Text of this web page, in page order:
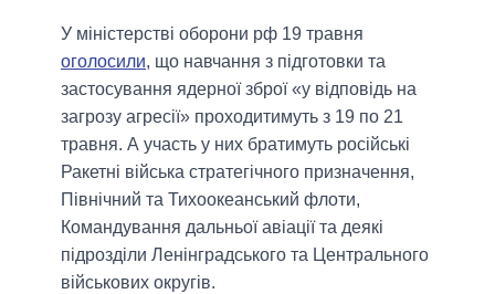
У міністерстві оборони рф 19 травня
оголосили, що навчання з підготовки та
застосування ядерної зброї «у відповідь на
загрозу агресії» проходитимуть з 19 по 21
травня. А участь у них братимуть російські
Ракетні війська стратегічного призначення,
Північний та Тихоокеанський флоти,
Командування дальньої авіації та деякі
підрозділи Ленінградського та Центрального
військових округів.